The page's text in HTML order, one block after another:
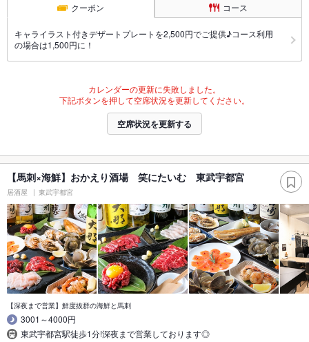
クーポン コース
キャライラスト付きデザートプレートを2,500円でご提供♪コース利用
の場合は1,500円に！
カレンダーの更新に失敗しました。
下記ボタンを押して空席状況を更新してください。
空席状況を更新する
【馬刺×海鮮】おかえり酒場 笑にたいむ 東武宇都宮
居酒屋 東武宇都宮
【深夜まで営業】鮮度抜群の海鮮と馬刺
3001～4000円
東武宇都宮駅徒歩1分!深夜まで営業しております◎